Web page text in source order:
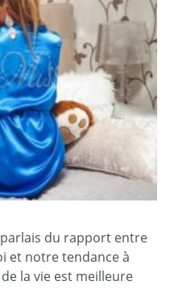
du rapport entre
et notre tendance à
la vie est meilleure